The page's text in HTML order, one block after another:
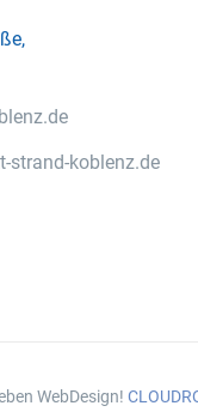
strand-koblenz.de
WebDesign!